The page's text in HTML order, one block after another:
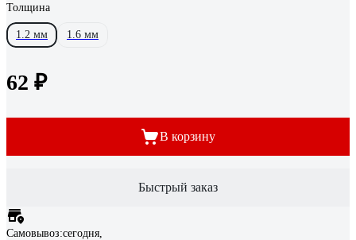
Толщина
1.2 мм 1.6 мм
62 ₽
В корзину
Быстрый заказ
Самовывоз:сегодня,